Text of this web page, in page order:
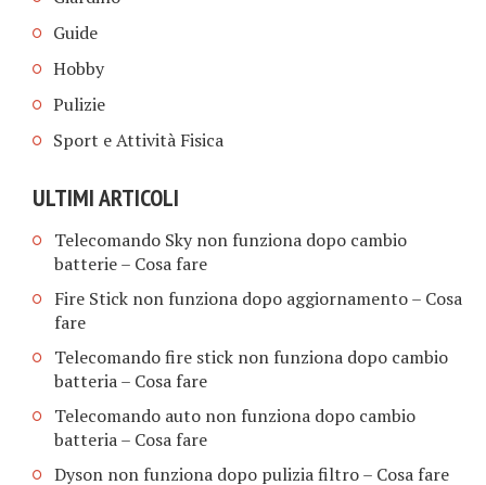
Guide
Hobby
Pulizie
Sport e Attività Fisica
ULTIMI ARTICOLI
Telecomando Sky non funziona dopo cambio
batterie​ – Cosa fare
Fire Stick non funziona dopo aggiornamento​ – Cosa
fare
Telecomando fire stick non funziona dopo cambio
batteria​ – Cosa fare
Telecomando auto non funziona dopo cambio
batteria​ – Cosa fare
Dyson non funziona dopo pulizia filtro​ – Cosa fare